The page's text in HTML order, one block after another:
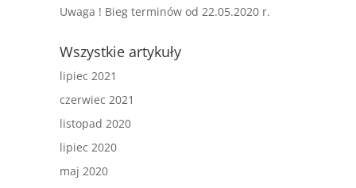
Uwaga ! Bieg terminów od 22.05.2020 r.
Wszystkie artykuły
lipiec 2021
czerwiec 2021
listopad 2020
lipiec 2020
maj 2020